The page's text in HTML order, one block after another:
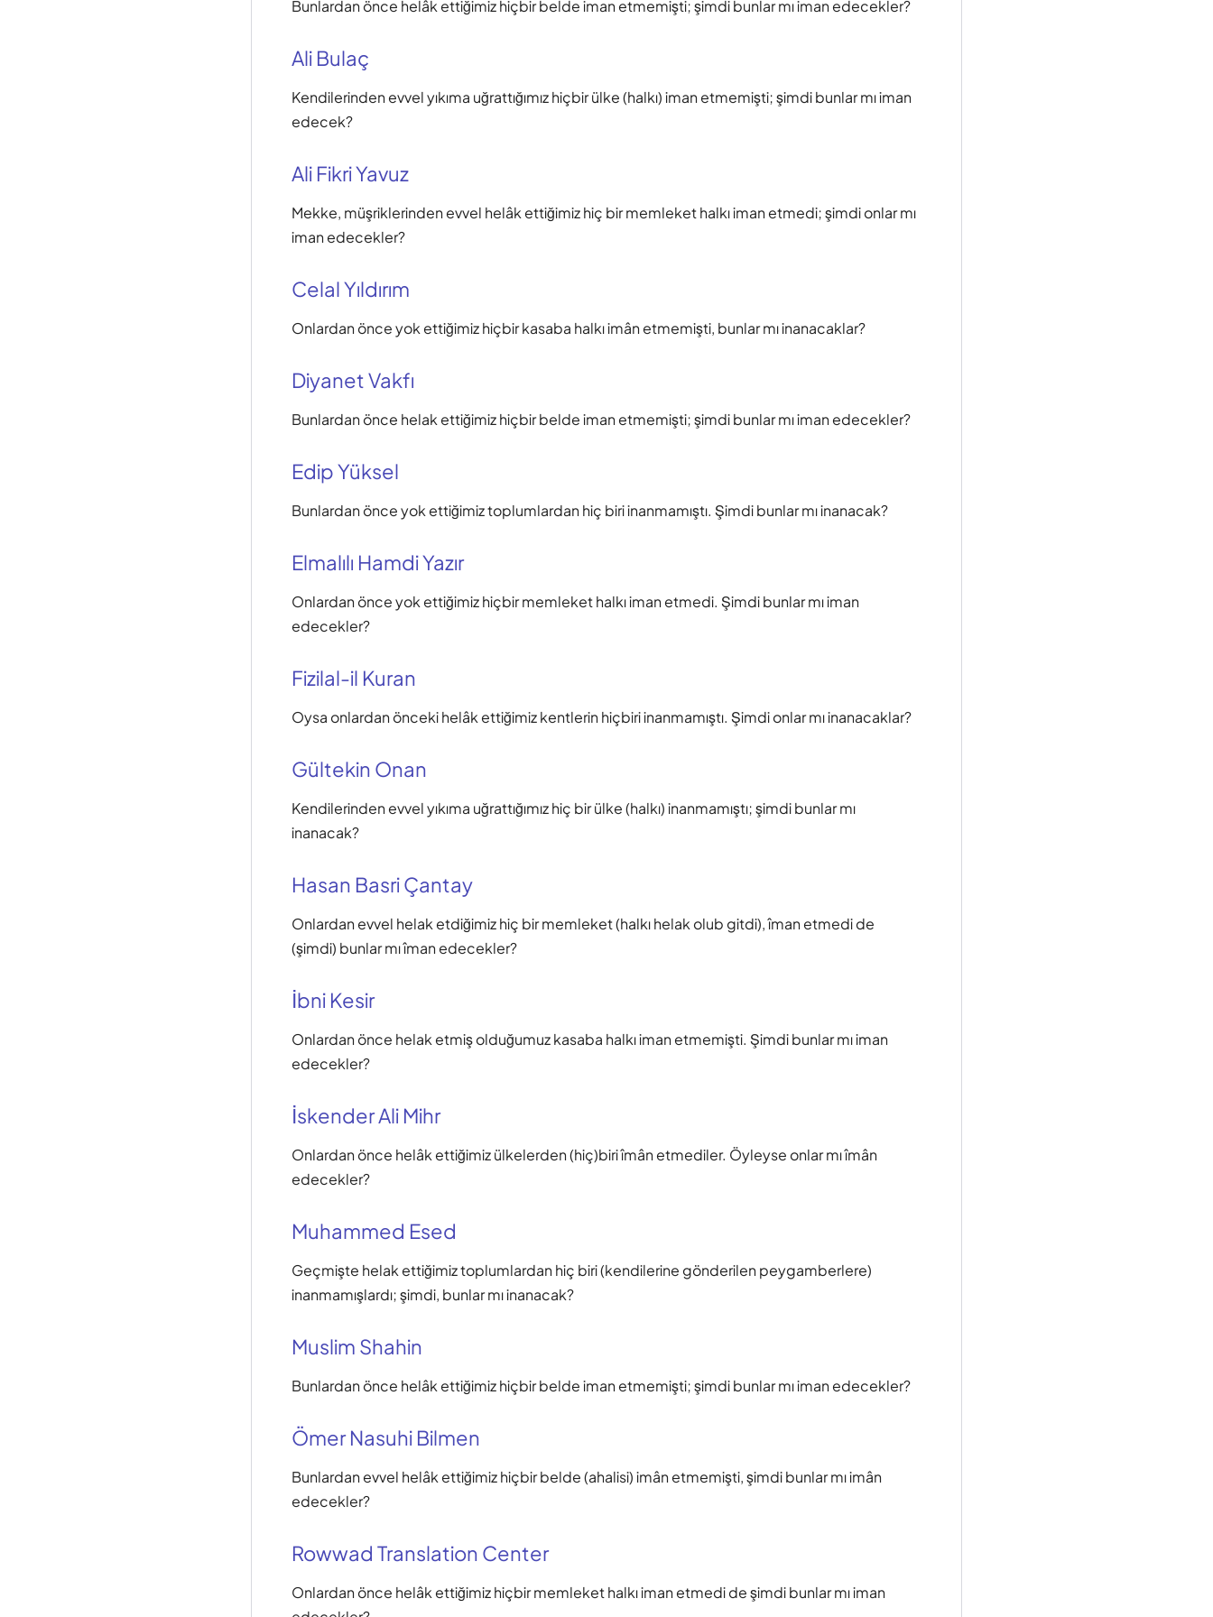
Bunlardan önce helâk ettiğimiz hiçbir belde iman etmemişti; şimdi bunlar mı iman edecekler?
Ali Bulaç
Kendilerinden evvel yıkıma uğrattığımız hiçbir ülke (halkı) iman etmemişti; şimdi bunlar mı iman
edecek?
Ali Fikri Yavuz
Mekke, müşriklerinden evvel helâk ettiğimiz hiç bir memleket halkı iman etmedi; şimdi onlar mı
iman edecekler?
Celal Yıldırım
Onlardan önce yok ettiğimiz hiçbir kasaba halkı imân etmemişti, bunlar mı inanacaklar?
Diyanet Vakfı
Bunlardan önce helak ettiğimiz hiçbir belde iman etmemişti; şimdi bunlar mı iman edecekler?
Edip Yüksel
Bunlardan önce yok ettiğimiz toplumlardan hiç biri inanmamıştı. Şimdi bunlar mı inanacak?
Elmalılı Hamdi Yazır
Onlardan önce yok ettiğimiz hiçbir memleket halkı iman etmedi. Şimdi bunlar mı iman
edecekler?
Fizilal-il Kuran
Oysa onlardan önceki helâk ettiğimiz kentlerin hiçbiri inanmamıştı. Şimdi onlar mı inanacaklar?
Gültekin Onan
Kendilerinden evvel yıkıma uğrattığımız hiç bir ülke (halkı) inanmamıştı; şimdi bunlar mı
inanacak?
Hasan Basri Çantay
Onlardan evvel helak etdiğimiz hiç bir memleket (halkı helak olub gitdi), îman etmedi de
(şimdi) bunlar mı îman edecekler?
İbni Kesir
Onlardan önce helak etmiş olduğumuz kasaba halkı iman etmemişti. Şimdi bunlar mı iman
edecekler?
İskender Ali Mihr
Onlardan önce helâk ettiğimiz ülkelerden (hiç)biri îmân etmediler. Öyleyse onlar mı îmân
edecekler?
Muhammed Esed
Geçmişte helak ettiğimiz toplumlardan hiç biri (kendilerine gönderilen peygamberlere)
inanmamışlardı; şimdi, bunlar mı inanacak?
Muslim Shahin
Bunlardan önce helâk ettiğimiz hiçbir belde iman etmemişti; şimdi bunlar mı iman edecekler?
Ömer Nasuhi Bilmen
Bunlardan evvel helâk ettiğimiz hiçbir belde (ahalisi) imân etmemişti, şimdi bunlar mı imân
edecekler?
Rowwad Translation Center
Onlardan önce helâk ettiğimiz hiçbir memleket halkı iman etmedi de şimdi bunlar mı iman